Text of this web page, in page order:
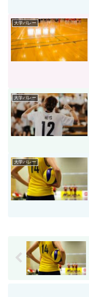
大学バレー
大学バレー
大学バレー